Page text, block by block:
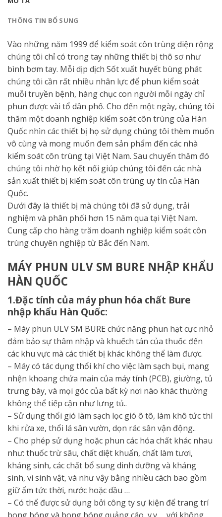
THÔNG TIN BỔ SUNG
Vào những năm 1999 để kiểm soát côn trùng diện rộng
chúng tôi chỉ có trong tay những thiết bị thô sơ như
bình bơm tay. Mỗi dịp dịch Sốt xuất huyết bùng phát
chúng tôi cần rất nhiều nhân lực để phun kiểm soát
muỗi truyền bệnh, hàng chục con người mỗi ngày chỉ
phun được vài tổ dân phố. Cho đến một ngày, chúng tôi
thăm một doanh nghiệp kiểm soát côn trùng của Hàn
Quốc nhìn các thiết bị họ sử dụng chúng tôi thèm muốn
vô cùng và mong muốn đem sản phẩm đến các nhà
kiểm soát côn trùng tại Việt Nam. Sau chuyến thăm đó
chúng tôi nhờ họ kết nối giúp chúng tôi đến các nhà
sản xuất thiết bị kiểm soát côn trùng uy tín của Hàn
Quốc.
Dưới đây là thiết bị mà chúng tôi đã sử dụng, trải
nghiệm và phân phối hơn 15 năm qua tại Việt Nam.
Cung cấp cho hàng trăm doanh nghiệp kiểm soát côn
trùng chuyên nghiệp từ Bắc đến Nam.
MÁY PHUN ULV SM BURE NHẬP KHẨU
HÀN QUỐC
1.Đặc tính của máy phun hóa chất Bure
nhập khẩu Hàn Quốc:
– Máy phun ULV SM BURE chức năng phun hạt cực nhỏ
đảm bảo sự thâm nhập và khuếch tán của thuốc đến
các khu vực mà các thiết bị khác không thể làm được.
– Máy có tác dụng thổi khí cho việc làm sạch bụi, mạng
nhện khoang chứa main của máy tính (PCB), giường, tủ
trưng bày, và mọi góc của bất kỳ nơi nào khác thường
không thể tiếp cận như lưng tủ..
– Sử dụng thổi gió làm sạch lọc gió ô tô, làm khô tức thì
khi rửa xe, thổi lá sân vườn, dọn rác sân vận động..
– Cho phép sử dụng hoặc phun các hóa chất khác nhau
như: thuốc trừ sâu, chất diệt khuẩn, chất làm tươi,
kháng sinh, các chất bổ sung dinh dưỡng và kháng
sinh, vi sinh vật, và như vậy bằng nhiều cách bao gồm
giữ ẩm tức thời, nước hoặc dầu …
– Có thể được sử dụng bởi công ty sự kiện để trang trí
bong bóng và bong bóng quảng cáo, v.v … với không